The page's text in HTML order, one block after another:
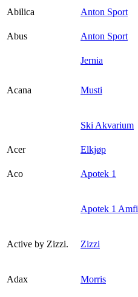
Abilica
Anton Sport
Abus
Anton Sport
Jernia
Acana Musti
Ski Akvarium
Acer
Elkjøp
Aco Apotek 1
Apotek 1 Amfi
Active by Zizzi. Zizzi
Adax Morris